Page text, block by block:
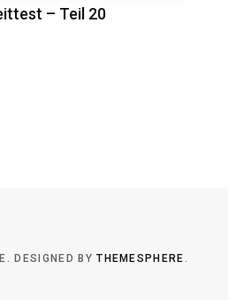
– Teil 20
DESIGNED BYTHEMESPHERE.